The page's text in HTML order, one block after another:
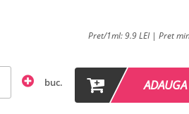
Pret/1ml: 9.9 LEI | Pret
buc.